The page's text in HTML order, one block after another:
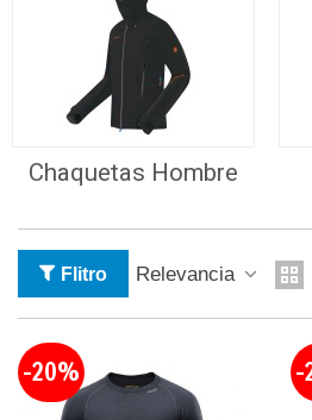
Chaquetas Hombre
Flitro Relevancia
-20% -